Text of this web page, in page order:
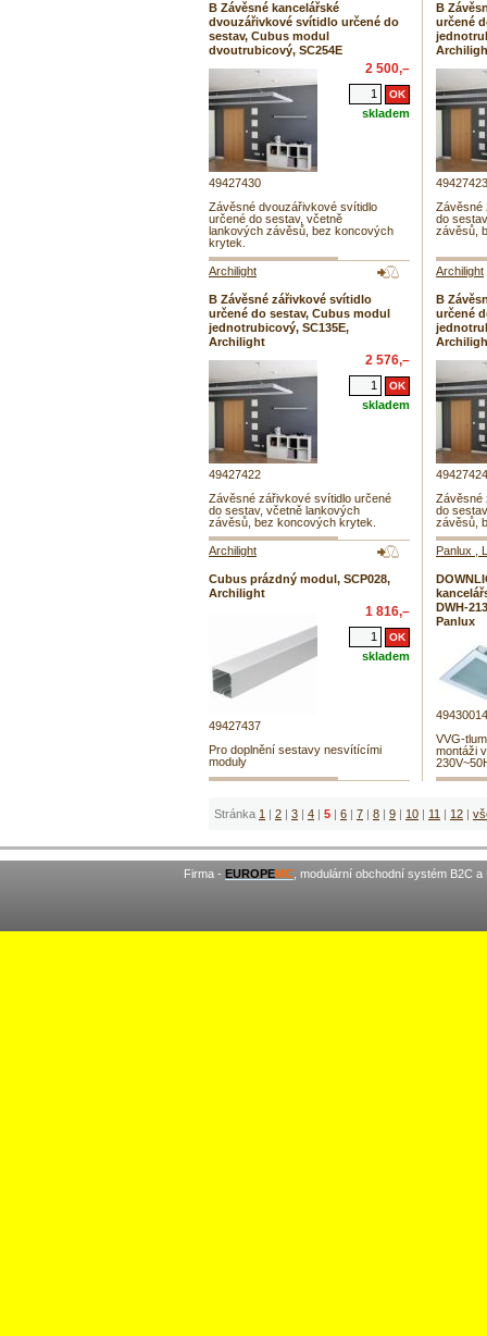
B Závěsné kancelářské
dvouzářivkové svítidlo určené do
sestav, Cubus modul
dvoutrubicový, SC254E
2 500,–
skladem
49427430
Závěsné dvouzářivkové svítidlo
určené do sestav, včetně
lankových závěsů, bez koncových
krytek.
B
určené
49427423
Závěsné
do
závěsů,
Archilight
B Závěsné zářivkové svítidlo
určené do sestav, Cubus modul
jednotrubicový, SC135E,
Archilight
2 576,–
skladem
49427422
Závěsné zářivkové svítidlo určené
do sestav, včetně lankových
závěsů, bez koncových krytek.
Archilight
B
určené
49427424
Závěsné
do
závěsů,
Archilight
Cubus prázdný modul, SCP028,
Archilight
1 816,–
skladem
49427437
Pro doplnění sestavy nesvítícími
moduly
Panlux ,
DWH-
Panlux
49430014
VVG-
montáži
Stránka 1 | 2 | 3 | 4 | 5 | 6 | 7 | 8 | 9 | 10 | 11 | 12 |
Firma - EUROPEMC , modulární obchodní systém B2C